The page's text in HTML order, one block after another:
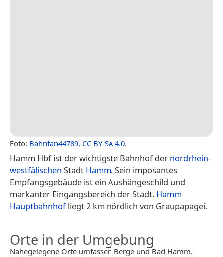
Foto: Bahnfan44789, CC BY-SA 4.0.
Hamm Hbf ist der wichtigste Bahnhof der nordrhein-
westfälischen Stadt Hamm. Sein imposantes
Empfangsgebäude ist ein Aushängeschild und
markanter Eingangsbereich der Stadt. Hamm
Hauptbahnhofliegt 2 km nördlich von Graupapagei.
Orte in der Umgebung
Nahegelegene Orte umfassen Berge und Bad Hamm.